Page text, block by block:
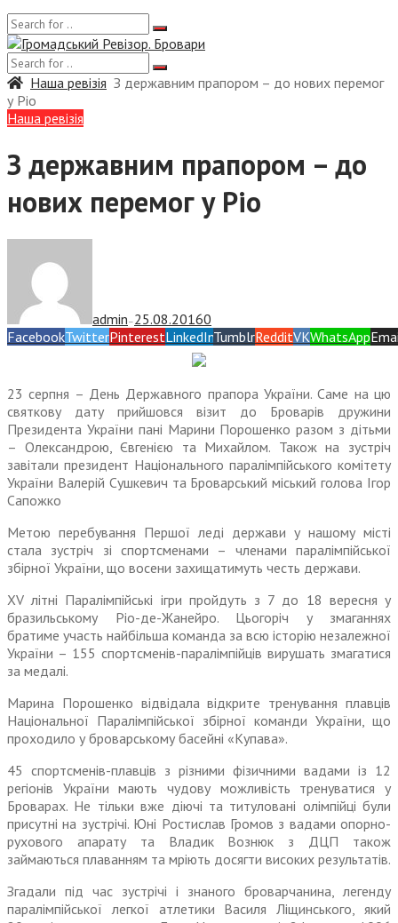
Наша ревізія З державним прапором – до нових перемог
у Ріо
Наша ревізія
З державним прапором – до
нових перемог у Ріо
admin — 25.08.20160
FacebookTwitterPinterestLinkedInTumblrRedditVKWhatsApp
23 серпня – День Державного прапора України. Саме на цю
святкову дату прийшовся візит до Броварів дружини
Президента України пані Марини Порошенко разом з дітьми
– Олександрою, Євгенією та Михайлом. Також на зустріч
завітали президент Національного паралімпійського комітету
України Валерій Сушкевич та Броварський міський голова Ігор
Сапожко
Метою перебування Першої леді держави у нашому місті
стала зустріч зі спортсменами – членами паралімпійської
збірної України, що восени захищатимуть честь держави.
XV літні Паралімпійські ігри пройдуть з 7 до 18 вересня у
бразильському Ріо-де-Жанейро. Цьогоріч у змаганнях
братиме участь найбільша команда за всю історію незалежної
України – 155 спортсменів-паралімпійців вирушать змагатися
за медалі.
Марина Порошенко відвідала відкрите тренування плавців
Національної Пара­­лімпійської збірної команди України, що
проходило у броварському басейні «Купава».
45 спортсменів-плавців з різними фізичними вадами із 12
регіонів України мають чудову можливість тренуватися у
Броварах. Не тільки вже діючі та титуловані олімпійці були
присутні на зустрічі. Юні Ростислав Громов з вадами опорно-
рухового апарату та Владик Вознюк з ДЦП також
займаються плаванням та мріють досягти високих результатів.
Згадали під час зустрічі і знаного броварчанина, легенду
паралімпійської легкої атлетики Василя Ліщинського, який